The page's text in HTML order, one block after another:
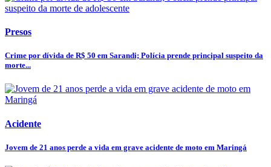
Presos
Crime por dívida de R$ 50 em Sarandi; Polícia prende principal suspeito da
morte...
Acidente
Jovem de 21 anos perde a vida em grave acidente de moto em Maringá